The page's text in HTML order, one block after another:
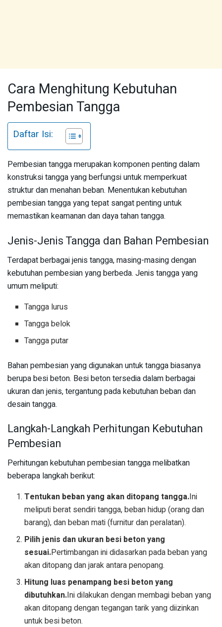
Cara Menghitung Kebutuhan
Pembesian Tangga
Daftar Isi:
Pembesian tangga merupakan komponen penting dalam
konstruksi tangga yang berfungsi untuk memperkuat
struktur dan menahan beban. Menentukan kebutuhan
pembesian tangga yang tepat sangat penting untuk
memastikan keamanan dan daya tahan tangga.
Jenis-Jenis Tangga dan Bahan Pembesian
Terdapat berbagai jenis tangga, masing-masing dengan
kebutuhan pembesian yang berbeda. Jenis tangga yang
umum meliputi:
Tangga lurus
Tangga belok
Tangga putar
Bahan pembesian yang digunakan untuk tangga biasanya
berupa besi beton. Besi beton tersedia dalam berbagai
ukuran dan jenis, tergantung pada kebutuhan beban dan
desain tangga.
Langkah-Langkah Perhitungan Kebutuhan
Pembesian
Perhitungan kebutuhan pembesian tangga melibatkan
beberapa langkah berikut:
Tentukan beban yang akan ditopang tangga.Ini
meliputi berat sendiri tangga, beban hidup (orang dan
barang), dan beban mati (furnitur dan peralatan).
Pilih jenis dan ukuran besi beton yang
sesuai.Pertimbangan ini didasarkan pada beban yang
akan ditopang dan jarak antara penopang.
Hitung luas penampang besi beton yang
dibutuhkan.Ini dilakukan dengan membagi beban yang
akan ditopang dengan tegangan tarik yang diizinkan
untuk besi beton.